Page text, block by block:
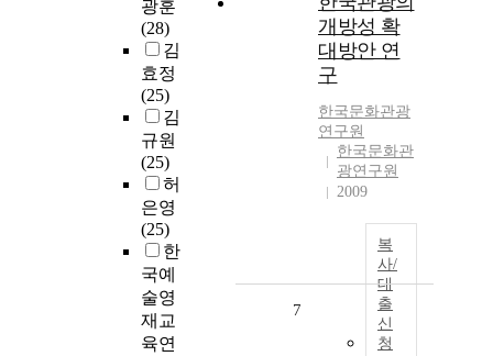
광훈
(28)
김
효정
(25)
김
규원
(25)
허
은영
(25)
한
국예
술영
재교
육연
개방성 확
대방안 연
구
한국문화관광
연구원
한국문화관
광연구원
2009
복
사/
대
출
신
청
7